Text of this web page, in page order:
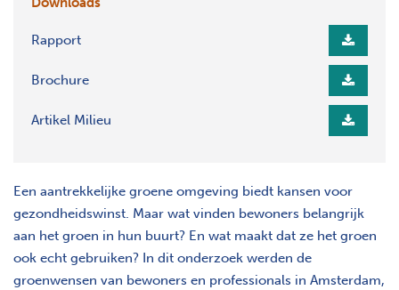
Rapport
Brochure
Artikel Milieu
Een aantrekkelijke groene omgeving biedt kansen voor
gezondheidswinst. Maar wat vinden bewoners belangrijk
aan het groen in hun buurt? En wat maakt dat ze het groen
ook echt gebruiken? In dit onderzoek werden de
groenwensen van bewoners en professionals in Amsterdam,